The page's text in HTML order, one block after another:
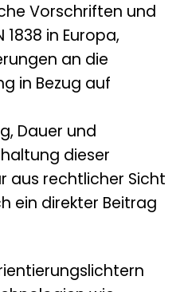
Vorschriften und
1838 in Europa,
an die
in Bezug auf
Dauer und
dieser
aus rechtlicher Sicht
ein direkter Beitrag